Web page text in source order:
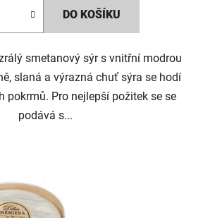
hvězdiček.
DO KOŠÍKU
smetanový sýr s vnitřní modrou
slaná a výrazná chuť sýra se hodí
pokrmů. Pro nejlepší požitek se se
podává s...